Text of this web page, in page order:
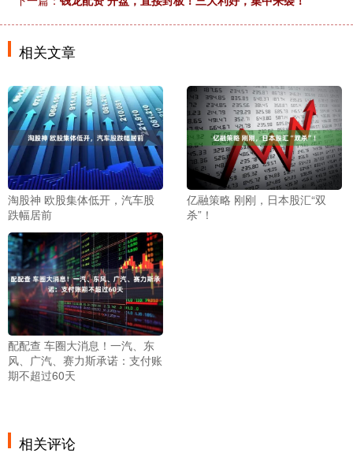
相关文章
淘股神 欧股集体低开，汽车股
跌幅居前
亿融策略 刚刚，日本股汇“双
杀”！
配配查 车圈大消息！一汽、东
风、广汽、赛力斯承诺：支付账
期不超过60天
相关评论